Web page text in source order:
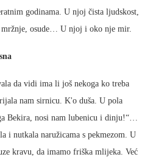
godinama. U njoj čista ljudskost,
mržnje, osude… U njoj i oko nje mir.
da vidi ima li još nekoga ko treba
nam sirnicu. K'o duša. U pola
Bekira, nosi nam lubenicu i dinju!“…
i nutkala naružicama s pekmezom. U
kravu, da imamo friška mlijeka. Već